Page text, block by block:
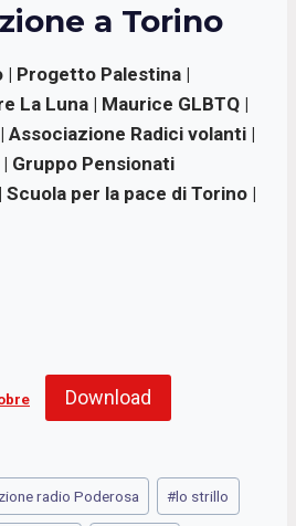
a Torino
| Progetto Palestina |
La Luna | Maurice GLBTQ |
Associazione Radici volanti |
Gruppo Pensionati
per la pace di Torino |
Download
radio Poderosa #lo strillo